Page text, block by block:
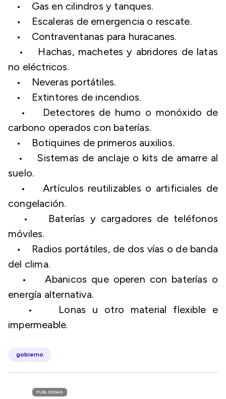
• Gas en cilindros y tanques.
• Escaleras de emergencia o rescate.
• Contraventanas para huracanes.
• Hachas, machetes y abridores de latas
no eléctricos.
• Neveras portátiles.
• Extintores de incendios.
• Detectores de humo o monóxido de
carbono operados con baterías.
• Botiquines de primeros auxilios.
• Sistemas de anclaje o kits de amarre al
suelo.
• Artículos reutilizables o artificiales de
congelación.
• Baterías y cargadores de teléfonos
móviles.
• Radios portátiles, de dos vías o de banda
del clima.
• Abanicos que operen con baterías o
energía alternativa.
• Lonas u otro material flexible e
impermeable.
gobierno
PUBLICIDAD